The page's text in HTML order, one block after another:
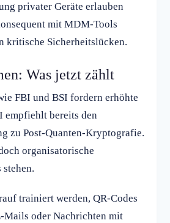
privater Geräte erlauben
mit MDM-Tools
kritische Sicherheitslücken.
Was jetzt zählt
FBI und BSI fordern erhöhte
empfiehlt bereits den
zu Post-Quanten-Kryptografie.
organisatorische
trainiert werden, QR-Codes
Mails oder Nachrichten mit